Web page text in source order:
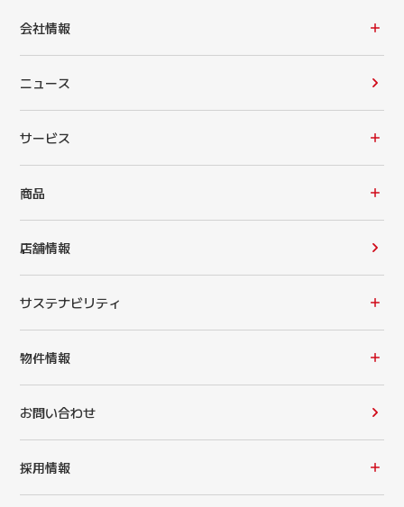
会社情報
ニュース
サービス
商品
店舗情報
サステナビリティ
物件情報
お問い合わせ
採用情報